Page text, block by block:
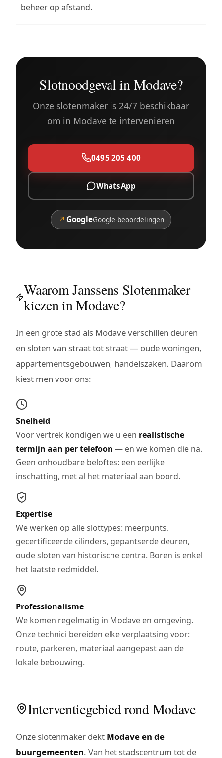
beheer op afstand.
Slotnoodgeval in Modave?
Onze slotenmaker is 24/7 beschikbaar
om in Modave te interveniëren
0495 205 400
WhatsApp
↗ GoogleGoogle-beoordelingen
Waarom Janssens Slotenmaker
kiezen in Modave?
In een grote stad als Modave verschillen deuren
en sloten van straat tot straat — oude woningen,
appartementsgebouwen, handelszaken. Daarom
kiest men voor ons:
Snelheid
Voor vertrek kondigen we u een realistische
termijn aan per telefoon — en we komen die na.
Geen onhoudbare beloftes: een eerlijke
inschatting, met al het materiaal aan boord.
Expertise
We werken op alle slottypes: meerpunts,
gecertificeerde cilinders, gepantserde deuren,
oude sloten van historische centra. Boren is enkel
het laatste redmiddel.
Professionalisme
We komen regelmatig in Modave en omgeving.
Onze technici bereiden elke verplaatsing voor:
route, parkeren, materiaal aangepast aan de
lokale bebouwing.
Interventiegebied rond Modave
Onze slotenmaker dekt Modave en de
buurgemeenten. Van het stadscentrum tot de